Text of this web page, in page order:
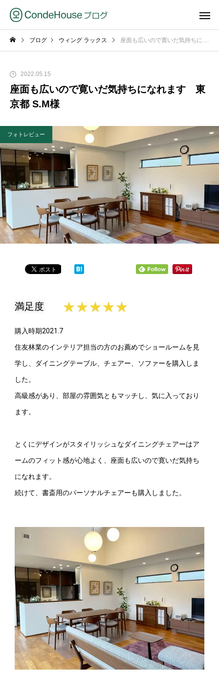
ブログ ウィング ラックス 座面も広いので寛いだ気持ちになれます 東京都 S.M様
2022.05.15
座面も広いので寛いだ気持ちになれます 東
京都 S.M様
フォトレビュー
満足度 ★★★★★
購入時期2021.7
住友林業のインテリア担当の方のお薦めでショールームを見
学し、ダイニングテーブル、チェアー、ソファーを購入しま
した。
高級感があり、部屋の雰囲気ともマッチし、気に入っており
ます。
とくにデザインがスタイリッシュなダイニングチェアーはア
ームのフィット感が心地よく、座面も広いので寛いだ気持ち
になれます。
続けて、書斎用のパーソナルチェアーも購入しました。